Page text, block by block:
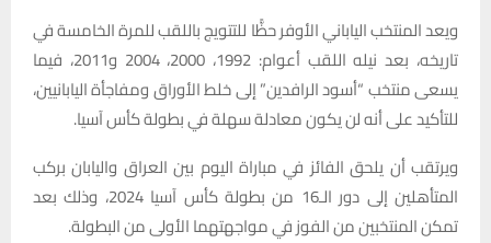
ويعد المنتخب الياباني الأوفر حظًّا للتتويج باللقب للمرة الخامسة في
تاريخه، بعد نيله اللقب أعوام: 1992، 2000، 2004 و2011، فيما
يسعى منتخب “أسود الرافدين” إلى خلط الأوراق ومفاجأة اليابانيين،
للتأكيد على أنه لن يكون معادلة سهلة في بطولة كأس آسيا.
ويرتقب أن يلحق الفائز في مباراة اليوم بين العراق واليابان بركب
المتأهلين إلى دور الـ16 من بطولة كأس آسيا 2024، وذلك بعد
تمكن المنتخبين من الفوز في مواجهتهما الأولى من البطولة.